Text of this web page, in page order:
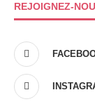
REJOIGNEZ-